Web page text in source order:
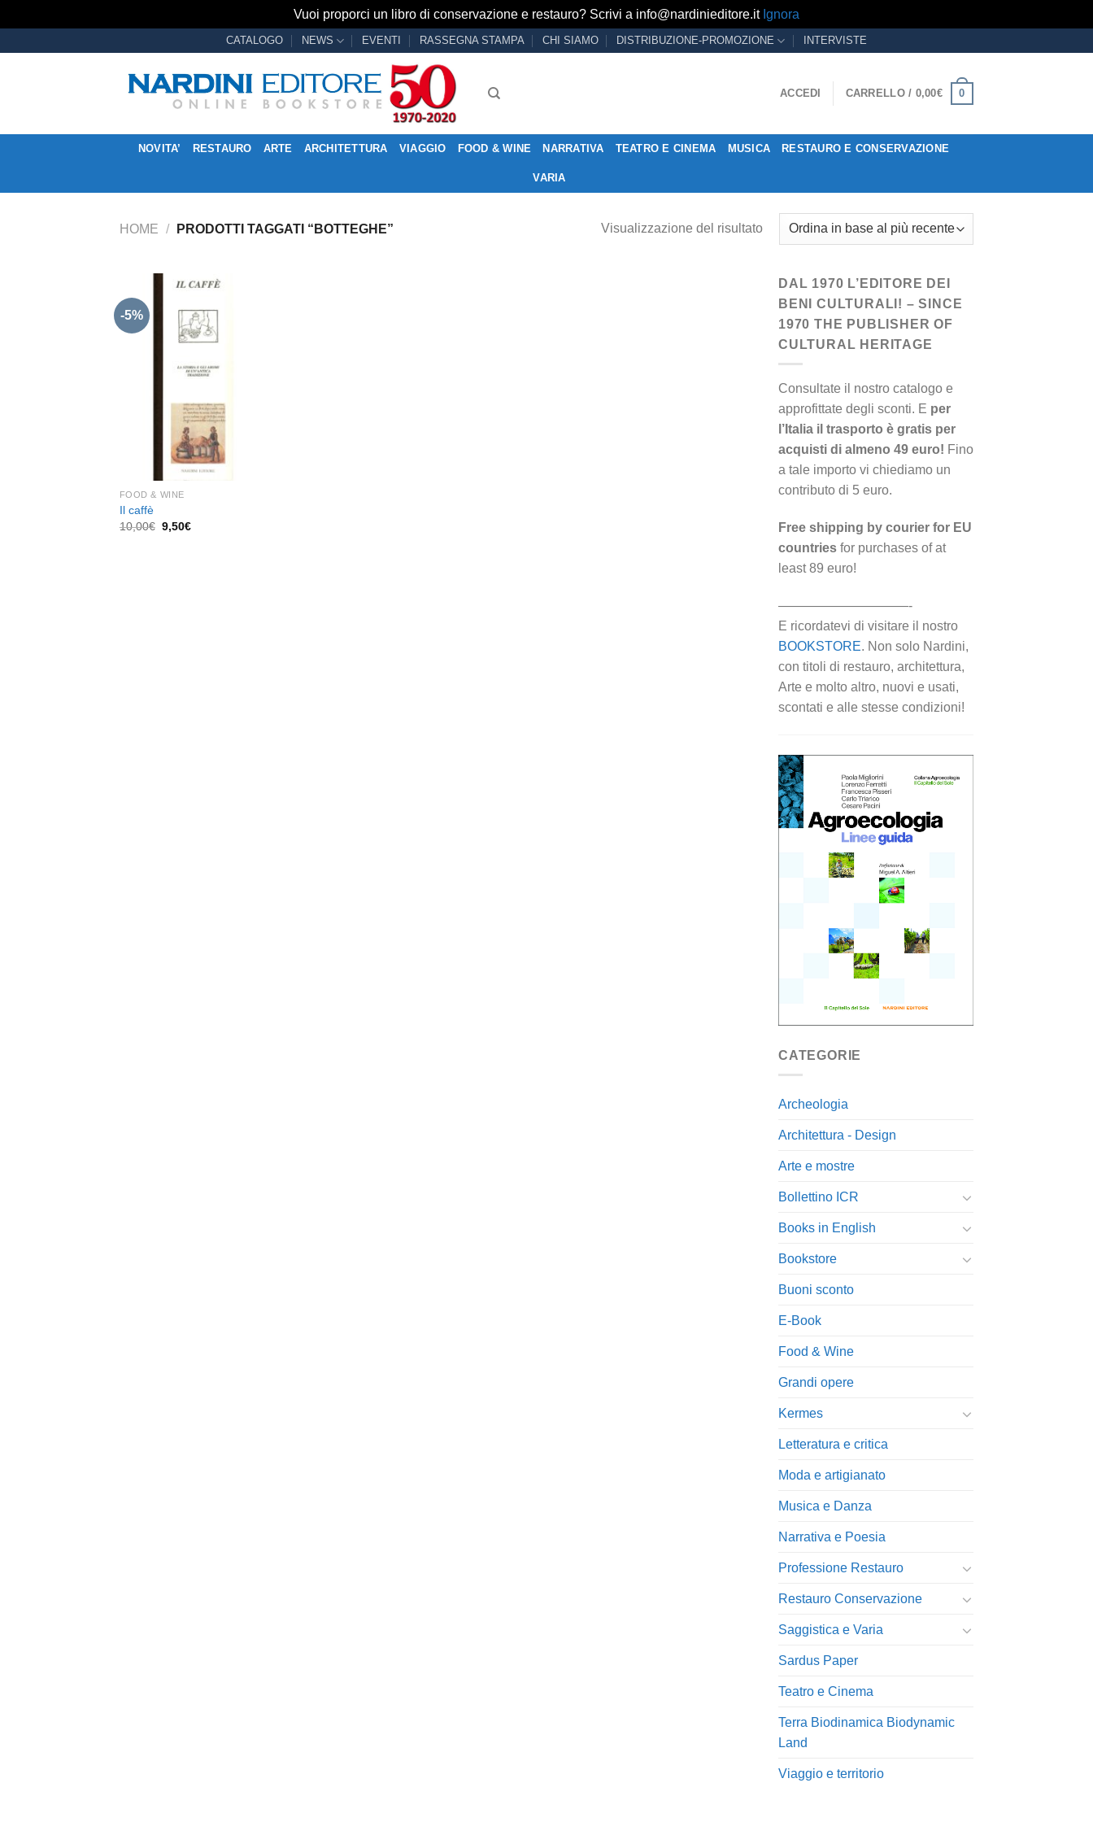
Vuoi proporci un libro di conservazione e restauro? Scrivi a info@nardinieditore.it Ignora
CATALOGO NEWS EVENTI RASSEGNA STAMPA CHI SIAMO DISTRIBUZIONE-PROMOZIONE INTERVISTE
ACCEDI CARRELLO / 0,00€ 0
NOVITA’ RESTAURO ARTE ARCHITETTURA VIAGGIO FOOD & WINE NARRATIVA TEATRO E CINEMA MUSICA RESTAURO E CONSERVAZIONE
VARIA
HOME / PRODOTTI TAGGATI “BOTTEGHE” Visualizzazione del risultato
-5%
FOOD & WINE
Il caffè
10,00€ Il
9,50€Il
DAL 1970 L’EDITORE DEI
BENI CULTURALI! – SINCE
1970 THE PUBLISHER OF
CULTURAL HERITAGE
Consultate il nostro catalogo e
approfittate degli sconti. E per
l’Italia il trasporto è gratis per
acquisti di almeno 49 euro! Fino
a tale importo vi chiediamo un
contributo di 5 euro.
Free shipping by courier for EU
countries for purchases of at
least 89 euro!
——————————-
E ricordatevi di visitare il nostro
BOOKSTORE. Non solo Nardini,
con titoli di restauro, architettura,
Arte e molto altro, nuovi e usati,
scontati e alle stesse condizioni!
CATEGORIE
Archeologia
Architettura - Design
Arte e mostre
Bollettino ICR
Books in English
Bookstore
Buoni sconto
E-Book
Food & Wine
Grandi opere
Kermes
Letteratura e critica
Moda e artigianato
Musica e Danza
Narrativa e Poesia
Professione Restauro
Restauro Conservazione
Saggistica e Varia
Sardus Paper
Teatro e Cinema
Terra Biodinamica Biodynamic
Land
Viaggio e territorio